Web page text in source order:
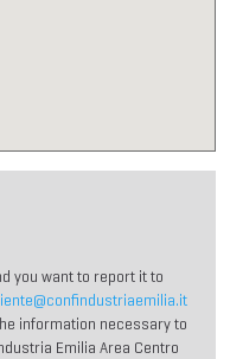
you want to report it to
information necessary to
Emilia Area Centro